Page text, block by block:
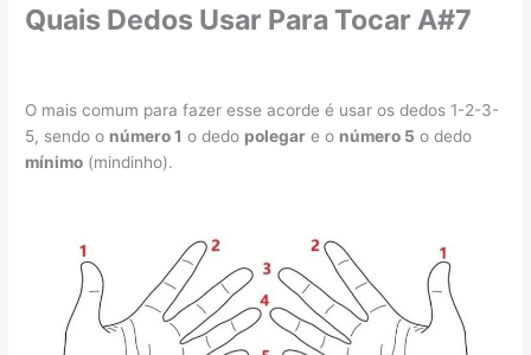
Quais Dedos Usar Para Tocar A#7
O mais comum para fazer esse acorde é usar os dedos 1-2-3-
5, sendo o número 1 o dedo polegar e o número 5 o dedo
mínimo (mindinho).